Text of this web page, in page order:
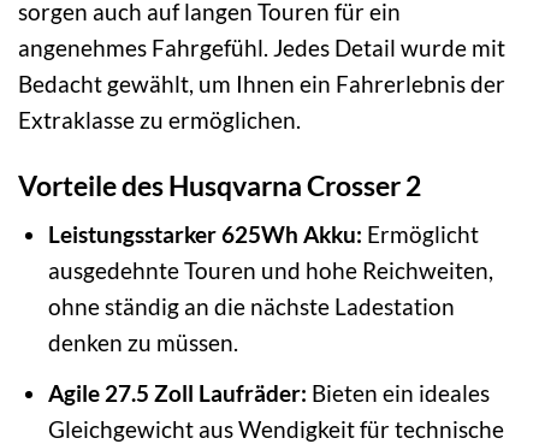
sorgen auch auf langen Touren für ein
angenehmes Fahrgefühl. Jedes Detail wurde mit
Bedacht gewählt, um Ihnen ein Fahrerlebnis der
Extraklasse zu ermöglichen.
Vorteile des Husqvarna Crosser 2
Leistungsstarker 625Wh Akku: Ermöglicht
ausgedehnte Touren und hohe Reichweiten,
ohne ständig an die nächste Ladestation
denken zu müssen.
Agile 27.5 Zoll Laufräder: Bieten ein ideales
Gleichgewicht aus Wendigkeit für technische